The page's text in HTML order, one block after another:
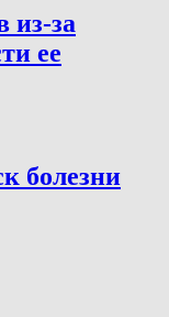
из-за
ее
болезни